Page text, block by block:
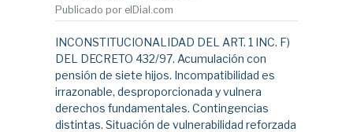
Publicado por elDial.com
INCONSTITUCIONALIDAD DEL ART. 1 INC. F)
DEL DECRETO 432/97. Acumulación con
pensión de siete hijos. Incompatibilidad es
irrazonable, desproporcionada y vulnera
derechos fundamentales. Contingencias
distintas. Situación de vulnerabilidad reforzada